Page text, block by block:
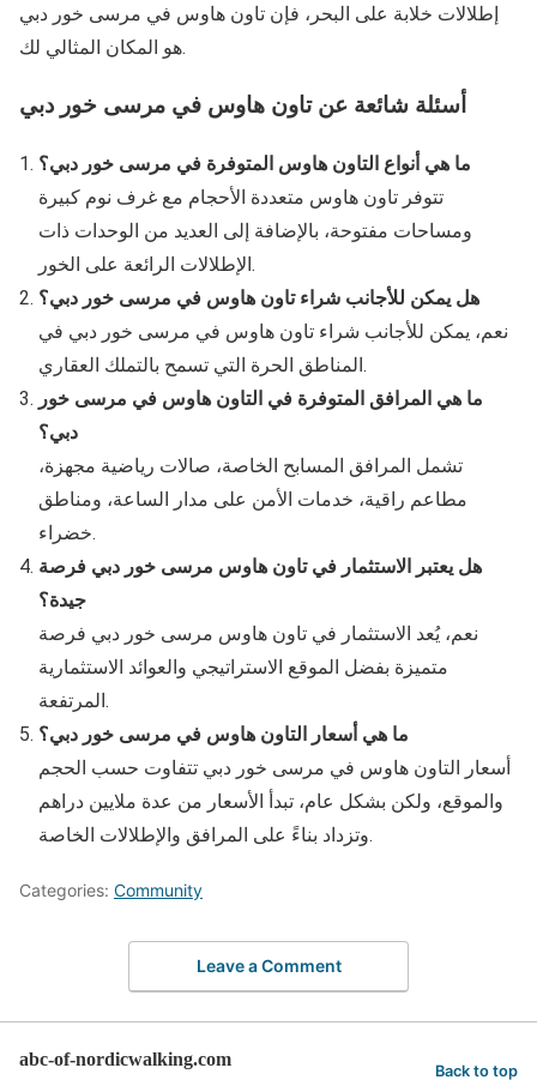
إطلالات خلابة على البحر، فإن تاون هاوس في مرسى خور دبي
هو المكان المثالي لك.
أسئلة شائعة عن تاون هاوس في مرسى خور دبي
ما هي أنواع التاون هاوس المتوفرة في مرسى خور دبي؟
تتوفر تاون هاوس متعددة الأحجام مع غرف نوم كبيرة
ومساحات مفتوحة، بالإضافة إلى العديد من الوحدات ذات
الإطلالات الرائعة على الخور.
هل يمكن للأجانب شراء تاون هاوس في مرسى خور دبي؟
نعم، يمكن للأجانب شراء تاون هاوس في مرسى خور دبي في
المناطق الحرة التي تسمح بالتملك العقاري.
ما هي المرافق المتوفرة في التاون هاوس في مرسى خور
دبي؟
تشمل المرافق المسابح الخاصة، صالات رياضية مجهزة،
مطاعم راقية، خدمات الأمن على مدار الساعة، ومناطق
خضراء.
هل يعتبر الاستثمار في تاون هاوس مرسى خور دبي فرصة
جيدة؟
نعم، يُعد الاستثمار في تاون هاوس مرسى خور دبي فرصة
متميزة بفضل الموقع الاستراتيجي والعوائد الاستثمارية
المرتفعة.
ما هي أسعار التاون هاوس في مرسى خور دبي؟
أسعار التاون هاوس في مرسى خور دبي تتفاوت حسب الحجم
والموقع، ولكن بشكل عام، تبدأ الأسعار من عدة ملايين دراهم
وتزداد بناءً على المرافق والإطلالات الخاصة.
Categories: Community
Leave a Comment
abc-of-nordicwalking.com
Back to top